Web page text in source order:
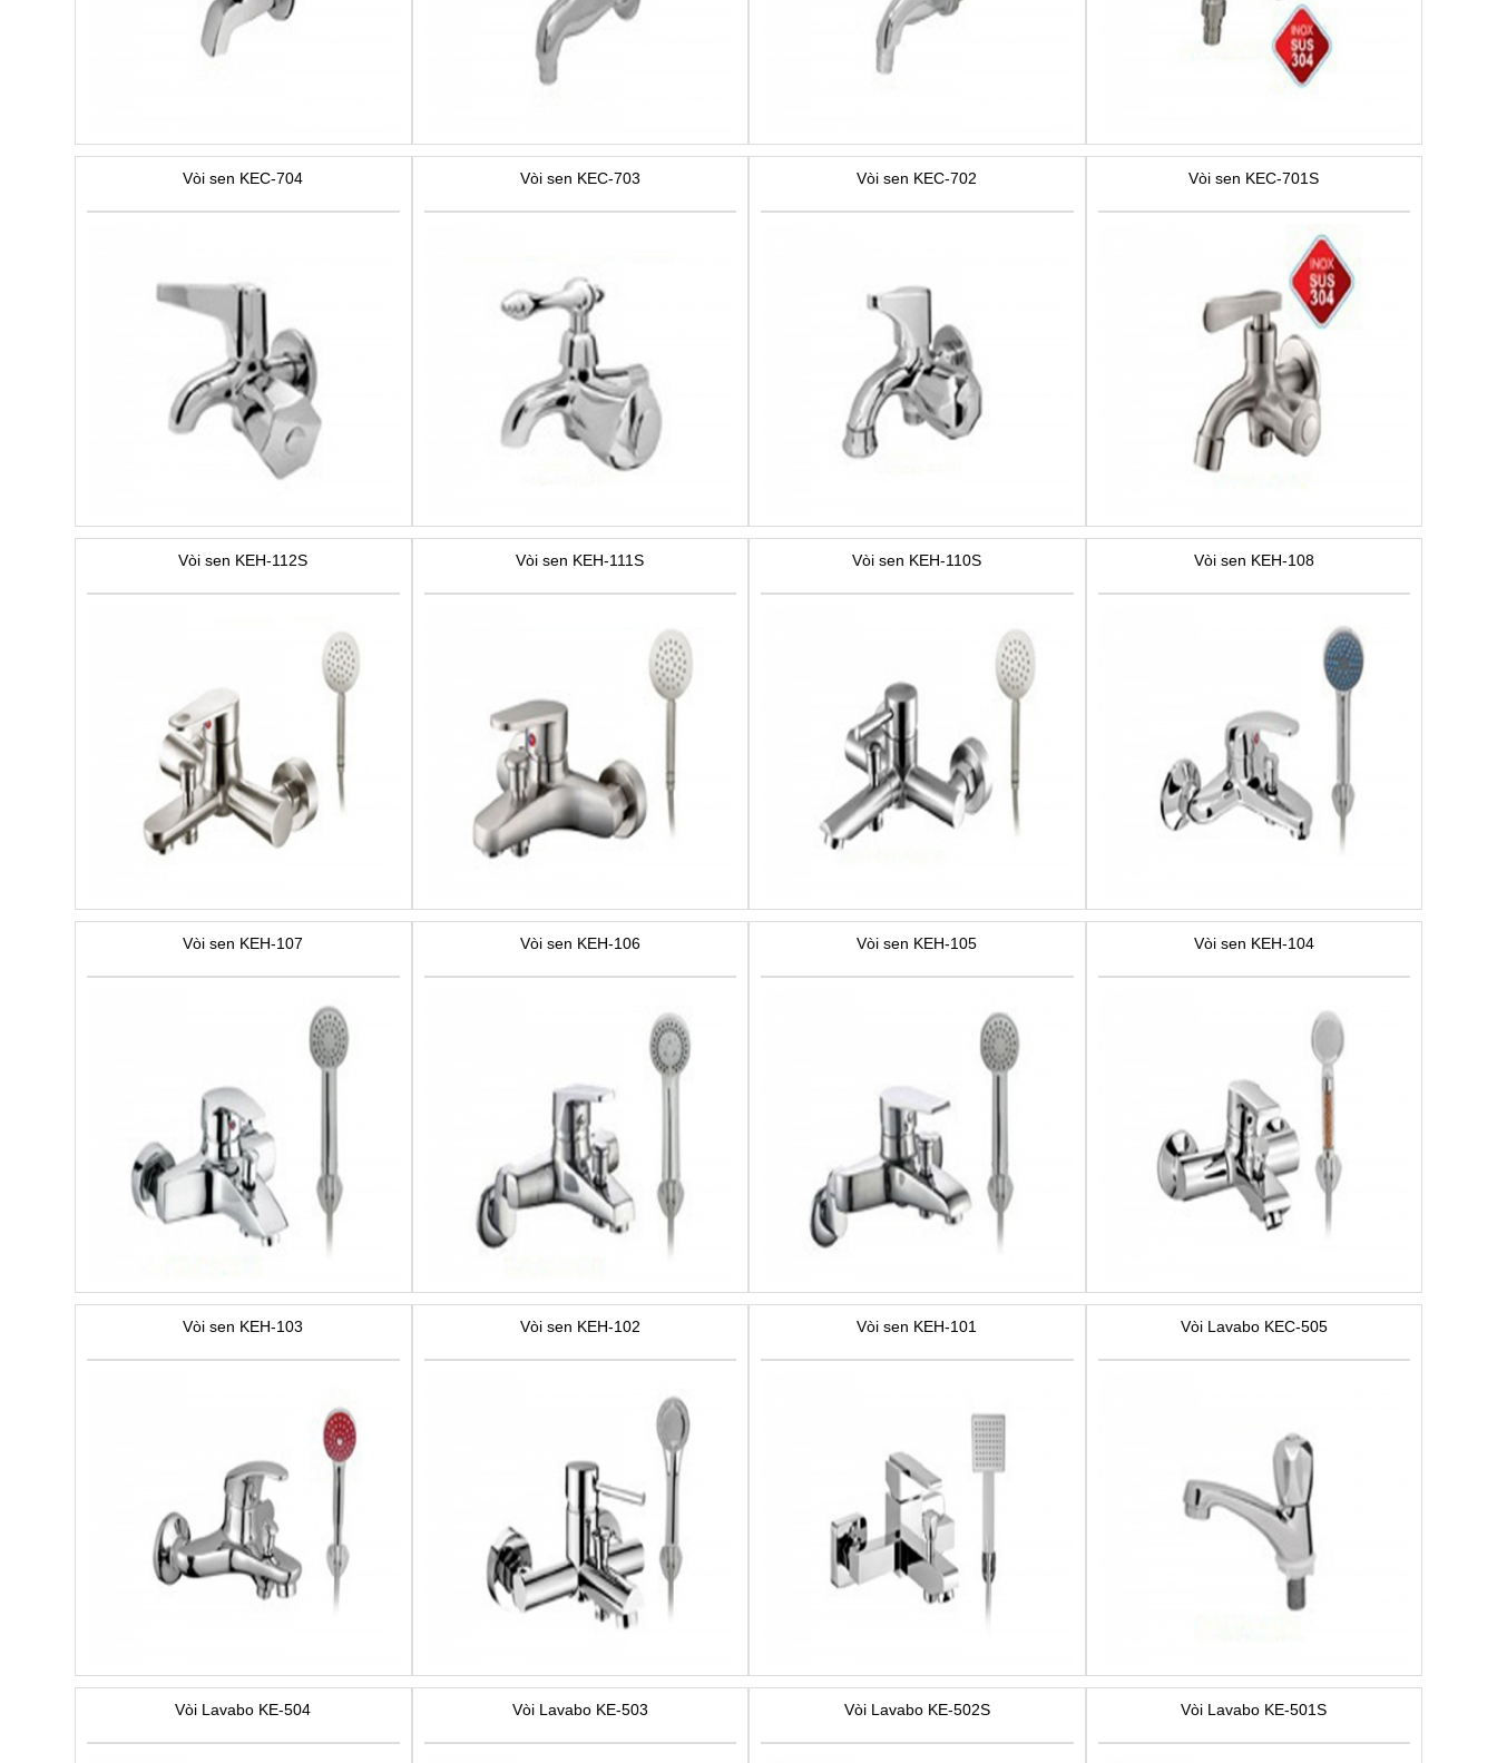
Vòi sen KEC-704 Vòi sen KEC-703 Vòi sen KEC-702 Vòi sen KEC-701S
Vòi sen KEH-112S Vòi sen KEH-111S Vòi sen KEH-110S Vòi sen KEH-108
Vòi sen KEH-107 Vòi sen KEH-106 Vòi sen KEH-105 Vòi sen KEH-104
Vòi sen KEH-103 Vòi sen KEH-102 Vòi sen KEH-101 Vòi Lavabo KEC-505
Vòi Lavabo KE-504 Vòi Lavabo KE-503 Vòi Lavabo KE-502S Vòi Lavabo KE-501S